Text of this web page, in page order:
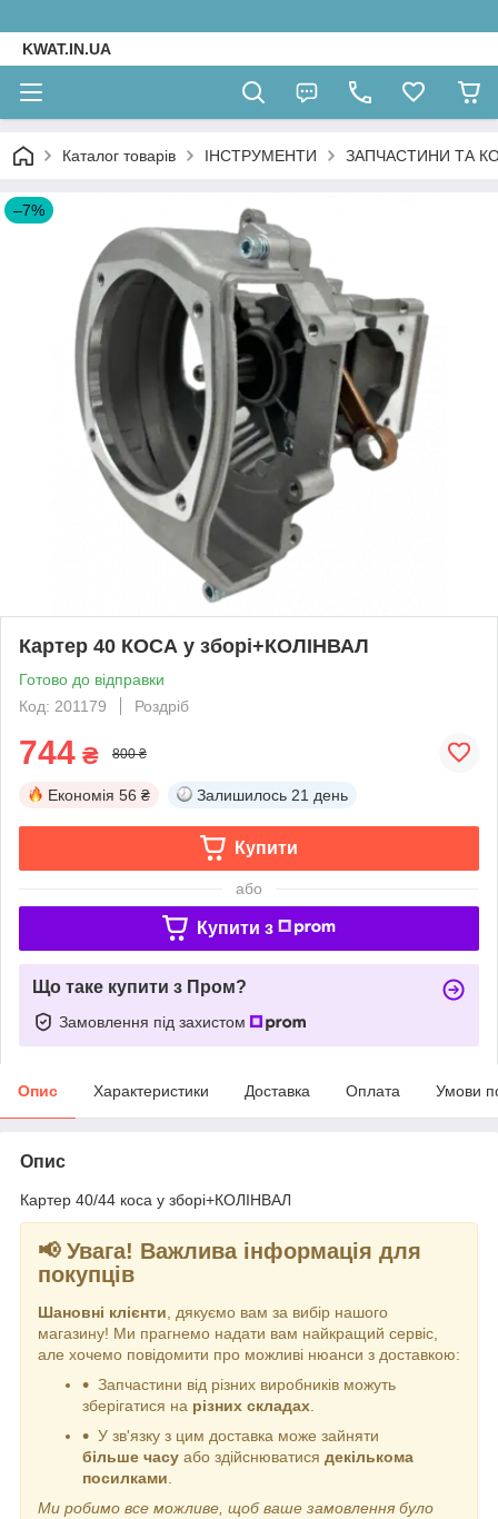
KWAT.IN.UA
Каталог товарів ІНСТРУМЕНТИ ЗАПЧАСТИНИ ТА
–7%
Картер 40 КОСА у зборі+КОЛІНВАЛ
Готово до відправки
Код: 201179
Роздріб
744 ₴ 800 ₴
Економія 56 ₴ Залишилось 21 день
Купити
або
Купити з
Що таке купити з Пром?
Замовлення під захистом
Опис Характеристики Доставка Оплата Умови
Опис
Картер 40/44 коса у зборі+КОЛІНВАЛ
📢 Увага! Важлива інформація для
покупців
Шановні клієнти, дякуємо вам за вибір нашого
магазину! Ми прагнемо надати вам найкращий сервіс,
але хочемо повідомити про можливі нюанси з доставкою:
Запчастини від різних виробників можуть
зберігатися на різних складах.
У зв'язку з цим доставка може зайняти
більше часу або здійснюватися декількома
посилками.
Ми робимо все можливе, щоб ваше замовлення було